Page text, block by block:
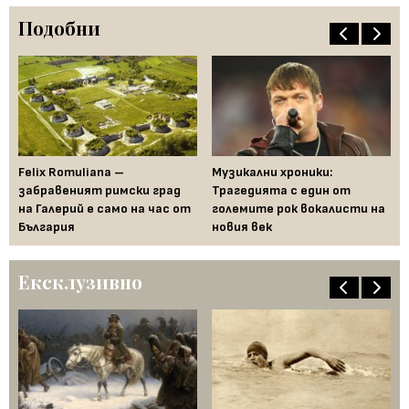
Подобни
Felix Romuliana –
забравеният римски град
на Галерий е само на час от
България
Музикални хроники:
Трагедията с един от
големите рок вокалисти на
новия век
Ексклузивно